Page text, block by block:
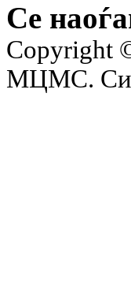
Се
Copyright
МЦМС.